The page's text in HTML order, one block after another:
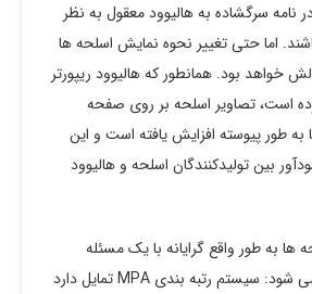
نامه سرگشاده به هالیوود معقول به نظر
اما حتی تغییر نحوه نمایش اسلحه ها
بود. همانطور که هالیوود ریپورتر
است، تصاویر اسلحه بر روی صفحه
طور پیوسته افزایش یافته است و این
بین تولیدکنندگان اسلحه و هالیوود
به طور واقع گرایانه با یک مسئله
اقتصادی دیگر مواجه می شود: سیستم رتبه بندی MPA تمایل دارد